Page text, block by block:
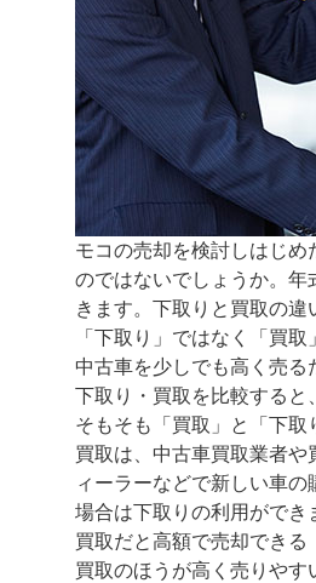
モコの売却を検討しはじ
のではないでしょうか。
きます。下取りと買取の違
「下取り」ではなく「買取
中古車を少しでも高く売る
下取り・買取を比較すると
そもそも「買取」と「下取
買取は、中古車買取業者
ィーラーなどで新しい車
場合は下取りの利用ができ
買取だと高額で売却できる
買取のほうが高く売りや